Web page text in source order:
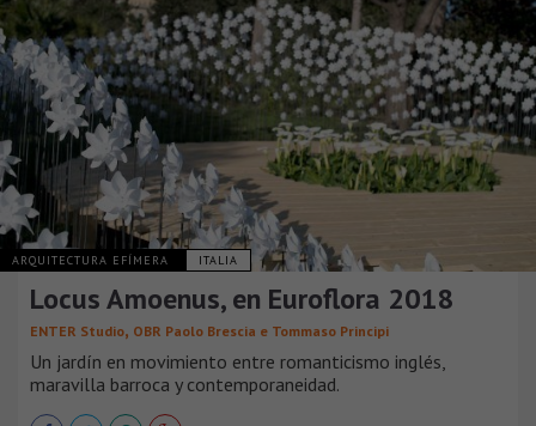
ARQUITECTURA EFÍMERA ITALIA
Locus Amoenus, en Euroflora 2018
ENTER Studio, OBR Paolo Brescia e Tommaso Principi
Un jardín en movimiento entre romanticismo inglés,
maravilla barroca y contemporaneidad.